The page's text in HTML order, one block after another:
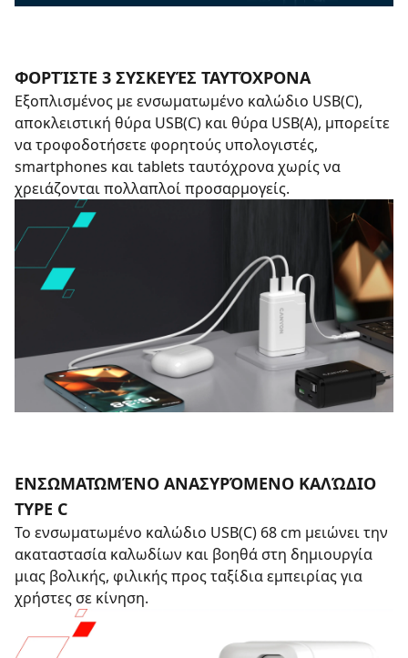
ΦΟΡΤΊΣΤΕ 3 ΣΥΣΚΕΥΈΣ ΤΑΥΤΌΧΡΟΝΑ
Εξοπλισμένος με ενσωματωμένο καλώδιο USB(C),
αποκλειστική θύρα USB(C) και θύρα USB(A), μπορείτε
να τροφοδοτήσετε φορητούς υπολογιστές,
smartphones και tablets ταυτόχρονα χωρίς να
χρειάζονται πολλαπλοί προσαρμογείς.
ΕΝΣΩΜΑΤΩΜΈΝΟ ΑΝΑΣΥΡΌΜΕΝΟ ΚΑΛΏΔΙΟ
TYPE C
Το ενσωματωμένο καλώδιο USB(C) 68 cm μειώνει την
ακαταστασία καλωδίων και βοηθά στη δημιουργία
μιας βολικής, φιλικής προς ταξίδια εμπειρίας για
χρήστες σε κίνηση.